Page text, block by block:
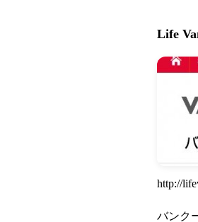
Life
http://
バンク